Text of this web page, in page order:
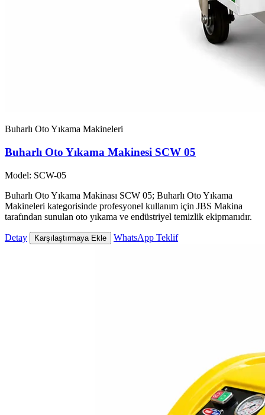
Buharlı Oto Yıkama Makineleri
Buharlı Oto Yıkama Makinesi SCW 05
Model: SCW-05
Buharlı Oto Yıkama Makinası SCW 05; Buharlı Oto Yıkama
Makineleri kategorisinde profesyonel kullanım için JBS Makina
tarafından sunulan oto yıkama ve endüstriyel temizlik ekipmanıdır.
Detay Karşılaştırmaya Ekle WhatsApp Teklif